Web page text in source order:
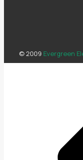
© 2009 Evergreen